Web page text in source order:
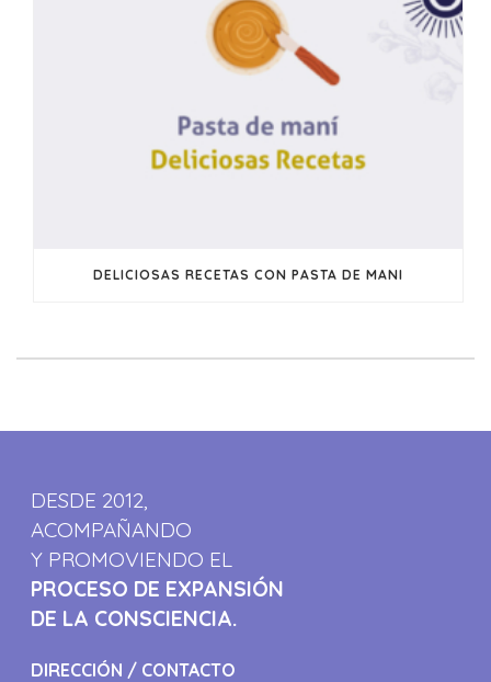
DELICIOSAS RECETAS CON PASTA DE MANI
DESDE 2012,
ACOMPAÑANDO
Y PROMOVIENDO EL
PROCESO DE EXPANSIÓN
DE LA CONSCIENCIA.
DIRECCIÓN / CONTACTO